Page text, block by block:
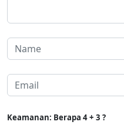
Keamanan: Berapa 4 + 3 ?